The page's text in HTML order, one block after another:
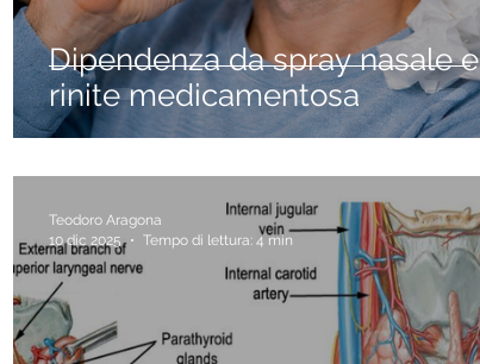
Dipendenza da spray nasale e
rinite medicamentosa
Teodoro Aragona
10 dic 2025
Tempo di lettura: 4 min